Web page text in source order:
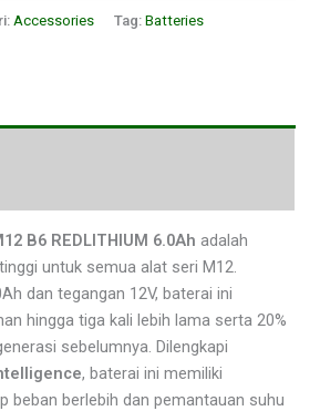
Accessories Tag:Batteries
B6 REDLITHIUM 6.0Ah adalah
untuk semua alat seri M12.
dan tegangan 12V, baterai ini
hingga tiga kali lebih lama serta 20%
sebelumnya. Dilengkapi
, baterai ini memiliki
beban berlebih dan pemantauan suhu